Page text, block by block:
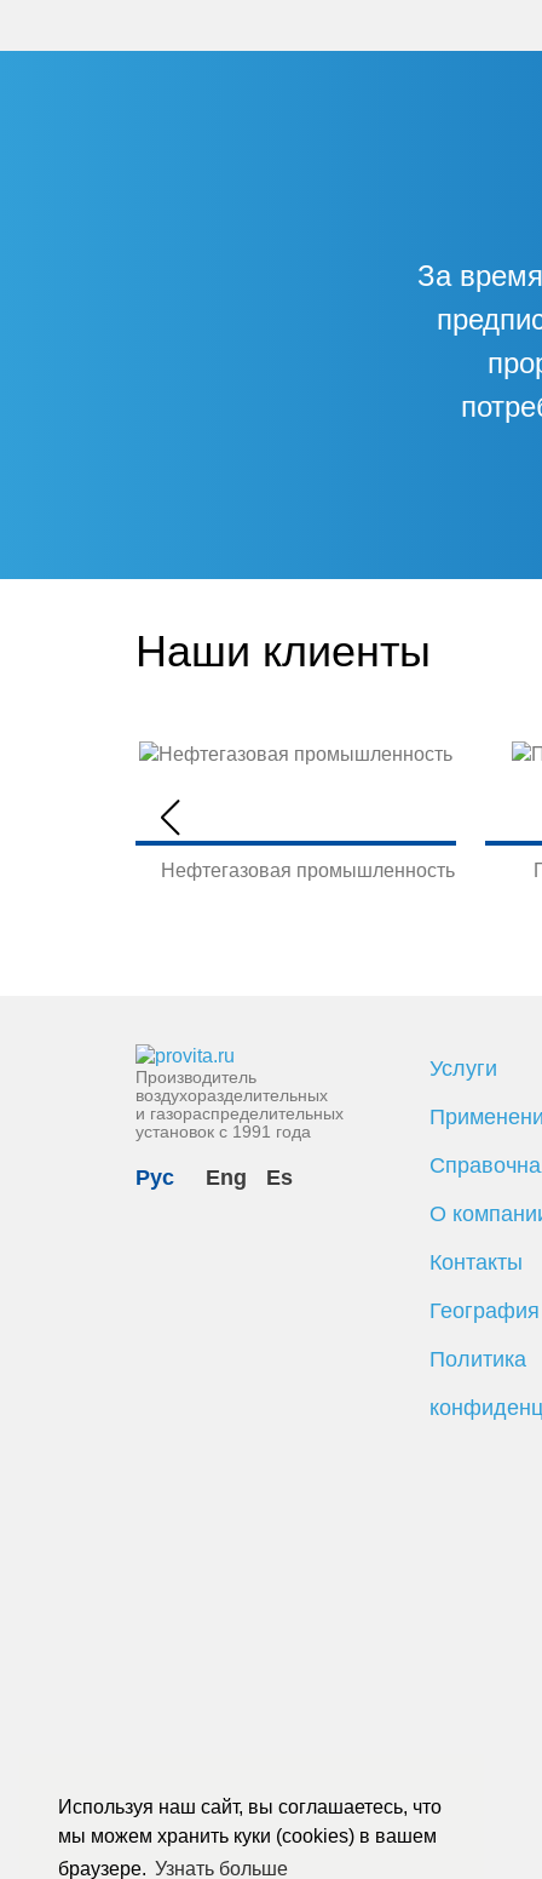
Используя наш сайт, вы соглашаетесь, что
мы можем хранить куки (cookies) в вашем
браузере. Узнать больше
За
Наши клиенты
Нефтегазовая промышленность
Производитель
воздухоразделительных
и газораспределительных
установок с 1991 года
Рус Eng Es
Услуги
О
Контакты
Политика